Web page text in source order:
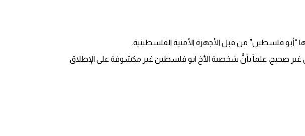
“أبو فلسطين” من قبل الأجهزة الأمنية الفلسطينية.
غير صحيح، علماً بأنَّ شخصية الأخ ابو فلسطين غير مكشوفة على الإطلاق.